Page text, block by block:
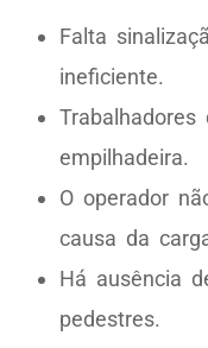
Falta
ineficiente.
empilhadeira.
O operador
causa da
Há ausência
pedestres.